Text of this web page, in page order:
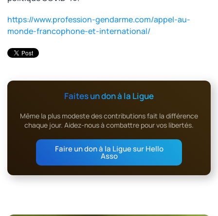
https://www.profession-gendarme.com/appel-au-
monde-francophone-et-international/
Faites un don à la Ligue
Même la plus modeste des contributions fait la différence
chaque jour. Aidez-nous à combattre pour vos libertés.
Faire un don à la Ligue sur Hello
Asso